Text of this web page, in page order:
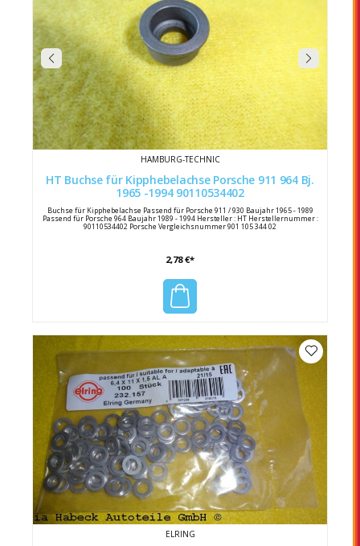
HAMBURG-TECHNIC
HT Buchse für Kipphebelachse Porsche 911 964 Bj.
1965 -1994 90110534402
Buchse für Kipphebelachse Passend für Porsche 911 / 930 Baujahr 1965 - 1989
Passend für Porsche 964 Baujahr 1989 - 1994 Hersteller : HT Herstellernummer :
90110534402 Porsche Vergleichsnummer 901 105 344 02
2,78 €*
ELRING